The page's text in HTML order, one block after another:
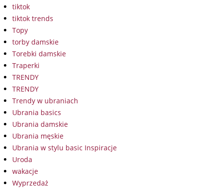
tiktok
tiktok trends
Topy
torby damskie
Torebki damskie
Traperki
TRENDY
TRENDY
Trendy w ubraniach
Ubrania basics
Ubrania damskie
Ubrania męskie
Ubrania w stylu basic Inspiracje
Uroda
wakacje
Wyprzedaż